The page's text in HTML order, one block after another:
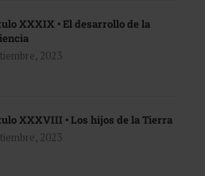
XXXIX • El desarrollo de la
2023
XXXVIII • Los hijos de la Tierra
2023